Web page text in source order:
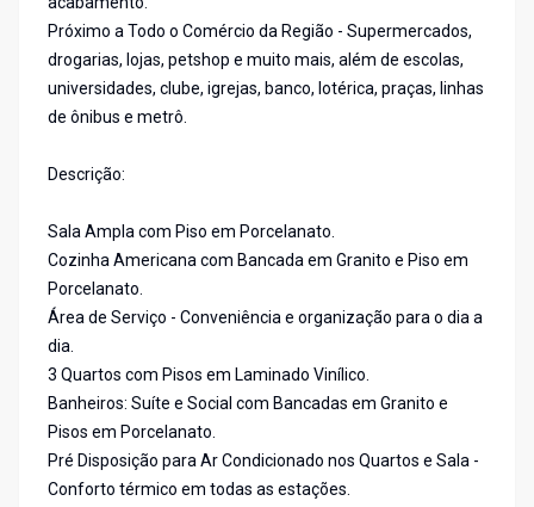
Próximo a Todo o Comércio da Região - Supermercados,
drogarias, lojas, petshop e muito mais, além de escolas,
universidades, clube, igrejas, banco, lotérica, praças, linhas
de ônibus e metrô.
Descrição:
Sala Ampla com Piso em Porcelanato.
Cozinha Americana com Bancada em Granito e Piso em
Porcelanato.
Área de Serviço - Conveniência e organização para o dia a
dia.
3 Quartos com Pisos em Laminado Vinílico.
Banheiros: Suíte e Social com Bancadas em Granito e
Pisos em Porcelanato.
Pré Disposição para Ar Condicionado nos Quartos e Sala -
Conforto térmico em todas as estações.